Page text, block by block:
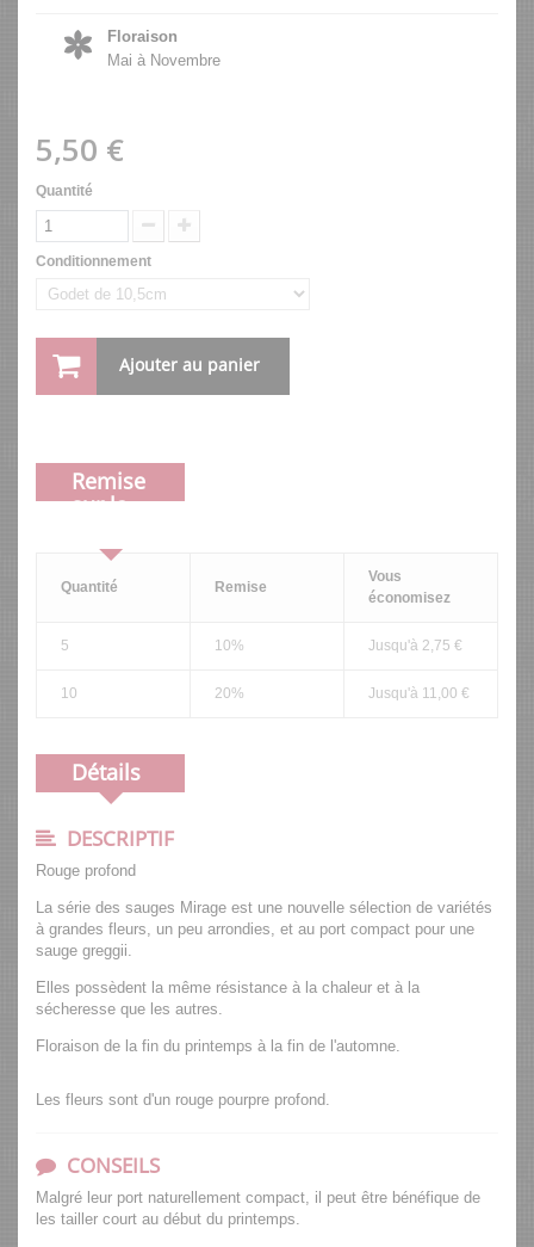
Floraison
Mai à Novembre
5,50 €
Quantité
Conditionnement
Ajouter au panier
Remise
sur la
Quantité Remise
Vous
économisez
5 10% Jusqu'à 2,75 €
10 20% Jusqu'à 11,00 €
Détails
DESCRIPTIF
Rouge profond
La série des sauges Mirage est une nouvelle sélection de variétés
à grandes fleurs, un peu arrondies, et au port compact pour une
sauge greggii.
Elles possèdent la même résistance à la chaleur et à la
sécheresse que les autres.
Floraison de la fin du printemps à la fin de l'automne.
Les fleurs sont d'un rouge pourpre profond.
CONSEILS
Malgré leur port naturellement compact, il peut être bénéfique de
les tailler court au début du printemps.